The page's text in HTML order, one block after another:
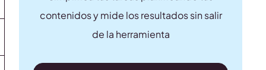
contenidos y mide los resultados sin salir
de la herramienta